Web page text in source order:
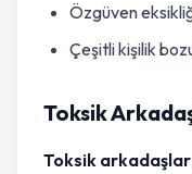
Özgüven
Çeşitli kişilik
Toksik
Toksik arkadaşlar